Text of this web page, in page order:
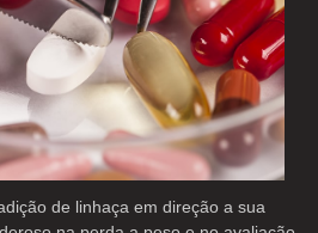
de linhaça em direção a sua